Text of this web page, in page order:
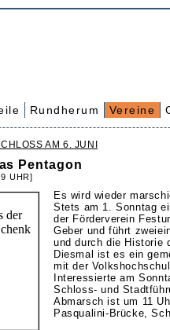
Rundherum Vereine
AM 6. JUNI
Pentagon
UHR]
Es wird wieder
Stets am 1. Sonntag
der Förderverein
Geber und führt
und durch die Historie
Diesmal ist es ein
mit der
Interessierte am
Schloss- und
Abmarsch ist um 11
Pasqualini-Brücke,